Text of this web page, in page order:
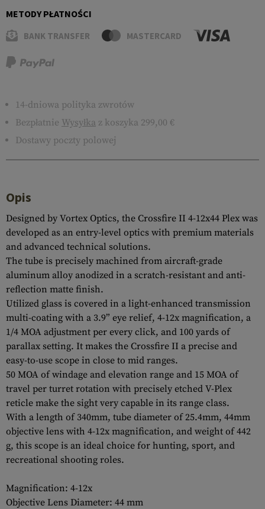
METODY PŁATNOŚCI
BANK TRANSFER MASTERCARD
14-dniowa polityka zwrotów
Bezpłatnie Wysyłka z koszyka 299,00 €
Dostawy poczty polowej
Opis
Designed by Vortex Optics, the Crossfire II 4-12x44 Plex was
developed as an entry-level optics with premium materials
and advanced technical solutions.
The tube is precisely machined from aircraft-grade
aluminum alloy anodized in a scratch-resistant and anti-
reflection matte finish.
Utilized glass is covered in a light-enhanced transmission
multi-coating with a 3.9” eye relief, 4-12x magnification, a
1/4 MOA adjustment per every click, and 100 yards of
parallax setting. It makes the Crossfire II a precise and
easy-to-use scope in close to mid ranges.
50 MOA of windage and elevation range and 15 MOA of
travel per turret rotation with precisely etched V-Plex
reticle make the sight very capable in its range class.
With a length of 340mm, tube diameter of 25.4mm, 44mm
objective lens with 4-12x magnification, and weight of 442
g, this scope is an ideal choice for hunting, sport, and
recreational shooting roles.
Magnification: 4-12x
Objective Lens Diameter: 44 mm